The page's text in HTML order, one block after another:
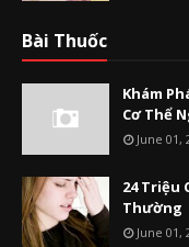
Bài Thuốc
Khám
Cơ Thể
June 01,
24 Triệu
Thường
June 01,